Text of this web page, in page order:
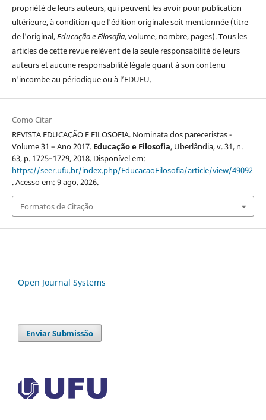
propriété de leurs auteurs, qui peuvent les avoir pour publication
ultérieure, à condition que l'édition originale soit mentionnée (titre
de l'original,Educação e Filosofia, volume, nombre, pages). Tous les
articles de cette revue relèvent de la seule responsabilité de leurs
auteurs et aucune responsabilité légale quant à son contenu
n'incombe au périodique ou à l’EDUFU.
Como Citar
REVISTA EDUCAÇÃO E FILOSOFIA. Nominata dos pareceristas -
Volume 31 – Ano 2017. Educação e Filosofia, Uberlândia, v. 31, n.
63, p. 1725–1729, 2018. Disponível em:
https://seer.ufu.br/index.php/EducacaoFilosofia/article/view/49092
. Acesso em: 9 ago. 2026.
Formatos de Citação
Open Journal Systems
Enviar Submissão